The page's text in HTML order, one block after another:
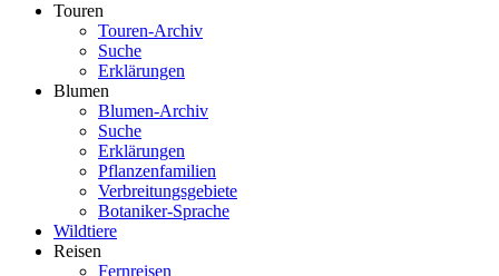
Touren
Touren-Archiv
Suche
Erklärungen
Blumen
Blumen-Archiv
Suche
Erklärungen
Pflanzenfamilien
Verbreitungsgebiete
Botaniker-Sprache
Wildtiere
Reisen
Fernreisen